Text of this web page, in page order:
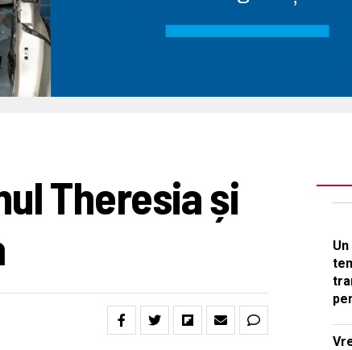
Theresia și